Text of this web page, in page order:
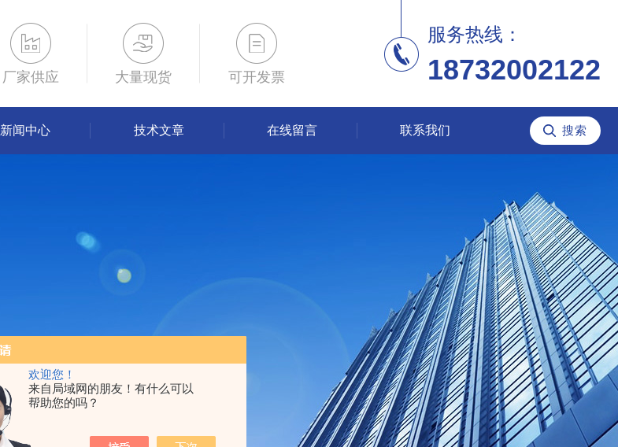
欢迎您！
来自局域网的朋友！有什么可以
帮助您的吗？
厂家供应 大量现货 可开发票
服务热线：
18732002122
新闻中心 技术文章 在线留言 联系我们